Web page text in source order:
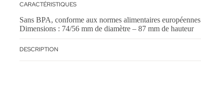
CARACTÉRISTIQUES
Sans BPA, conforme aux normes alimentaires européennes
Dimensions : 74/56 mm de diamètre – 87 mm de hauteur
DESCRIPTION